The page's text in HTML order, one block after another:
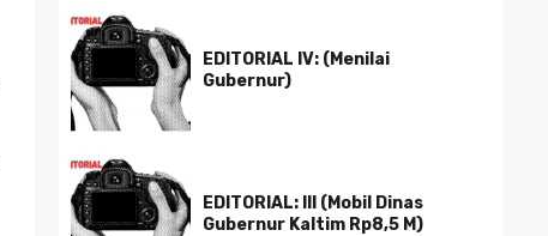
EDITORIAL IV: (Menilai
Gubernur)
EDITORIAL: III (Mobil Dinas
Gubernur Kaltim Rp8,5 M)